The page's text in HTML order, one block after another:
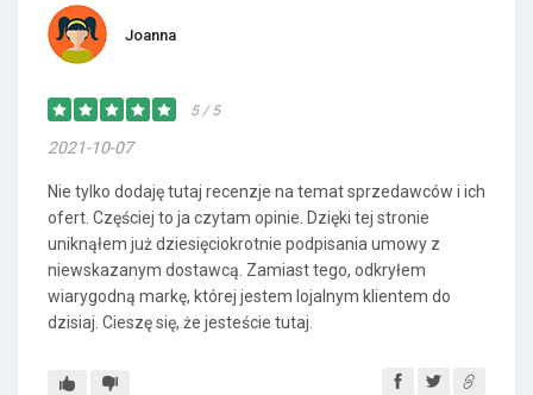
Joanna
5 / 5
2021-10-07
Nie tylko dodaję tutaj recenzje na temat sprzedawców i ich
ofert. Częściej to ja czytam opinie. Dzięki tej stronie
uniknąłem już dziesięciokrotnie podpisania umowy z
niewskazanym dostawcą. Zamiast tego, odkryłem
wiarygodną markę, której jestem lojalnym klientem do
dzisiaj. Cieszę się, że jesteście tutaj.